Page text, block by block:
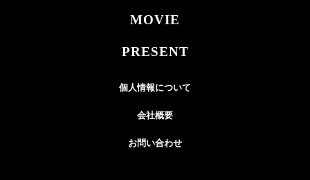
MOVIE
PRESENT
個人情報について
会社概要
お問い合わせ